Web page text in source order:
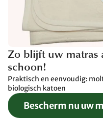
Zo blijft uw matras
schoon!
Praktisch en eenvoudig:
biologisch katoen
Bescherm nu uw